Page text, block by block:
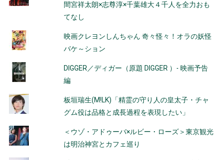
間宮祥太朗×志尊淳×千葉雄大４千人を全力おも
てなし
映画クレヨンしんちゃん 奇々怪々！オラの妖怪
バケ～ション
DIGGER／ディガー（原題 DIGGER ）- 映画予告
編
板垣瑞生(M!LK)「精霊の守り人の皇太子・チャ
グム役は品格と成長過程を表現したい」
＜ウゾ・アドゥーバ×ルビー・ローズ＞東京観光
は明治神宮とカフェ巡り